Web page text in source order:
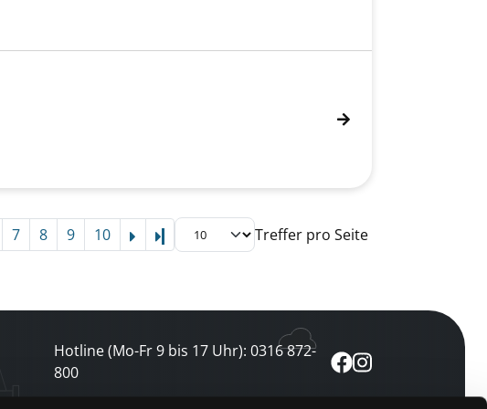
7 8 9 10 Letzte Seite Treffer pro Seite
Hotline (Mo-Fr 9 bis 17 Uhr): 0316 872-
800